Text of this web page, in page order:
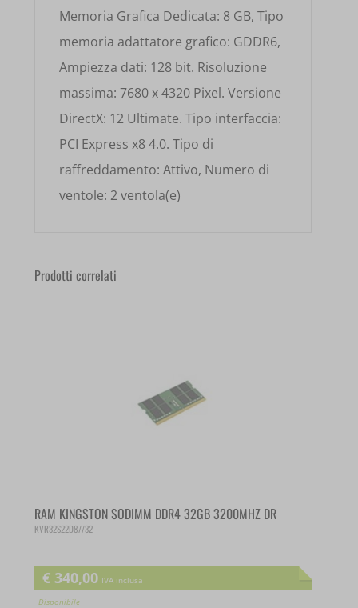
Memoria Grafica Dedicata: 8 GB, Tipo
memoria adattatore grafico: GDDR6,
Ampiezza dati: 128 bit. Risoluzione
massima: 7680 x 4320 Pixel. Versione
DirectX: 12 Ultimate. Tipo interfaccia:
PCI Express x8 4.0. Tipo di
raffreddamento: Attivo, Numero di
ventole: 2 ventola(e)
Prodotti correlati
RAM KINGSTON SODIMM DDR4 32GB 3200MHZ DR
KVR32S22D8//32
€ 340,00 IVA inclusa
Disponibile